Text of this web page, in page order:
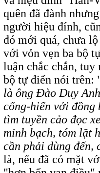
quên đã đành
người hiệu đính,
đó mới quá, chưa
với vỏn vẹn ba bộ
luận chắc chắn, tuy
bộ tự điển nói trên:
là ông Ðào Duy
cống-hiến với đồng
tìm tuyền cảo đọc
minh bạch, tóm lặt
cần phải dùng đến,
là, nếu đã có mặt